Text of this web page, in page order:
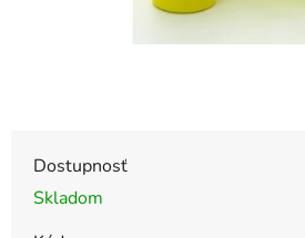
Dostupnosť
Skladom